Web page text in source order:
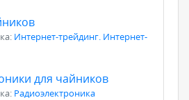
Интернет-трейдинг. Интернет-
для чайников
Радиоэлектроника